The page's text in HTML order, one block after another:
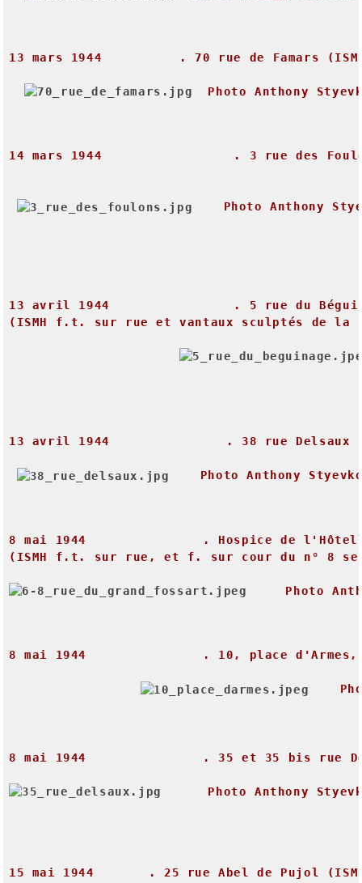
13 mars 1944 . 70 rue de Famars
Photo Anthony
14 mars 1944 . 3 rue des
Photo Anthony
13 avril 1944 . 5 rue du
(ISMH
f.t. sur rue et vantaux sculptés de la
13 avril 1944 . 38 rue Delsaux
Photo Anthony
8 mai 1944 . Hospice de
(ISMH
f.t. sur rue, et f. sur cour du n° 8
Photo
8 mai 1944 . 10 , place d'Armes,
8 mai 1944 . 35 et 35 bis rue
Photo Anthony
15 mai 1944 . 25 rue Abel de Pujol